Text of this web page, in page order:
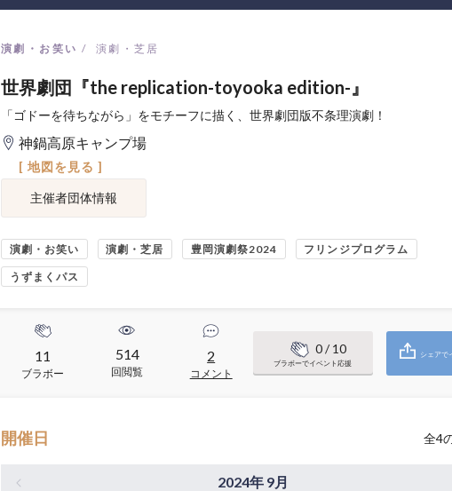
演劇・お笑い 演劇・芝居
世界劇団『the replication-toyooka edition-』
「ゴドーを待ちながら」をモチーフに描く、世界劇団版不条理演劇！
神鍋高原キャンプ場
[ 地図を見る ]
主催者団体情報
演劇・お笑い 演劇・芝居 豊岡演劇祭2024 フリンジプログラム
うずまくパス
11
ブラボー
514
回閲覧
2
コメント
0/ 10
ブラボーでイベント応援
シェアで
開催日 全4
2024年 9月